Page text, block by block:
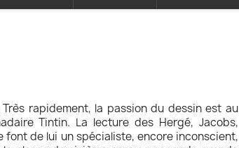
rapidement, la passion du dessin est au
Tintin. La lecture des Hergé, Jacobs,
font de lui un spécialiste, encore inconscient,